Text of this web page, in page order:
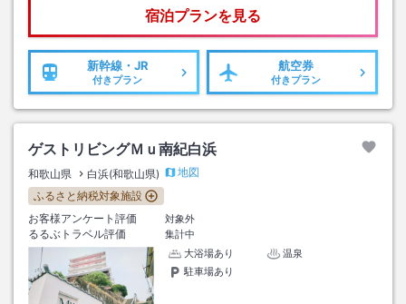
宿泊プランを見る
新幹線・JR
付きプラン
航空券
付きプラン
ゲストリビングＭｕ南紀白浜
和歌山県 白浜(和歌山県)
地図
ふるさと納税対象施設
お客様アンケート評価
対象外
るるぶトラベル評価
集計中
大浴場あり
温泉
駐車場あり